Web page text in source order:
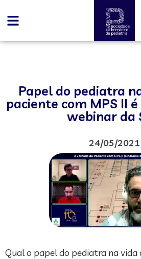
Papel do pediatra
paciente com MPS II
webinar da
24/05/2021
Qual o papel do pediatra na vida